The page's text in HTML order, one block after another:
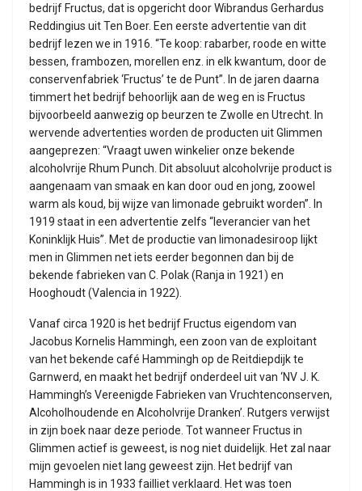
bedrijf Fructus, dat is opgericht door Wibrandus Gerhardus
Reddingius uit Ten Boer. Een eerste advertentie van dit
bedrijf lezen we in 1916. “Te koop: rabarber, roode en witte
bessen, frambozen, morellen enz. in elk kwantum, door de
conservenfabriek ‘Fructus’ te de Punt”. In de jaren daarna
timmert het bedrijf behoorlijk aan de weg en is Fructus
bijvoorbeeld aanwezig op beurzen te Zwolle en Utrecht. In
wervende advertenties worden de producten uit Glimmen
aangeprezen: “Vraagt uwen winkelier onze bekende
alcoholvrije Rhum Punch. Dit absoluut alcoholvrije product is
aangenaam van smaak en kan door oud en jong, zoowel
warm als koud, bij wijze van limonade gebruikt worden”. In
1919 staat in een advertentie zelfs “leverancier van het
Koninklijk Huis”. Met de productie van limonadesiroop lijkt
men in Glimmen net iets eerder begonnen dan bij de
bekende fabrieken van C. Polak (Ranja in 1921) en
Hooghoudt (Valencia in 1922).
Vanaf circa 1920 is het bedrijf Fructus eigendom van
Jacobus Kornelis Hammingh, een zoon van de exploitant
van het bekende café Hammingh op de Reitdiepdijk te
Garnwerd, en maakt het bedrijf onderdeel uit van ‘NV J. K.
Hammingh’s Vereenigde Fabrieken van Vruchtenconserven,
Alcoholhoudende en Alcoholvrije Dranken’. Rutgers verwijst
in zijn boek naar deze periode. Tot wanneer Fructus in
Glimmen actief is geweest, is nog niet duidelijk. Het zal naar
mijn gevoelen niet lang geweest zijn. Het bedrijf van
Hammingh is in 1933 failliet verklaard. Het was toen